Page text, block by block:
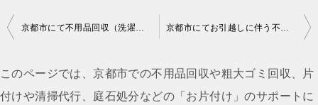
投
ナ
ビ
京都市にて不用品回収（洗濯機）のご依頼 箕部様の声 京都市にてお引越しに伴う不用品回収のご依頼 和田様の声
このページでは、京都市での不用品回収や粗大ゴミ回収、片
付けや清掃代行、庭石処分などの「お片付け」のサポートに